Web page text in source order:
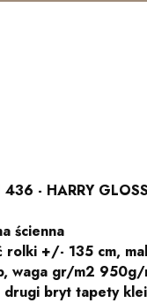
436 - HARRY
ścienna
rolki +/- 135 cm,
waga gr/m2
drugi bryt tapety